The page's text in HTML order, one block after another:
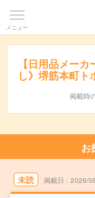
メニュー
【日用品メー
し》堺筋本町ト
掲載時
お
未読 掲載日 2026/